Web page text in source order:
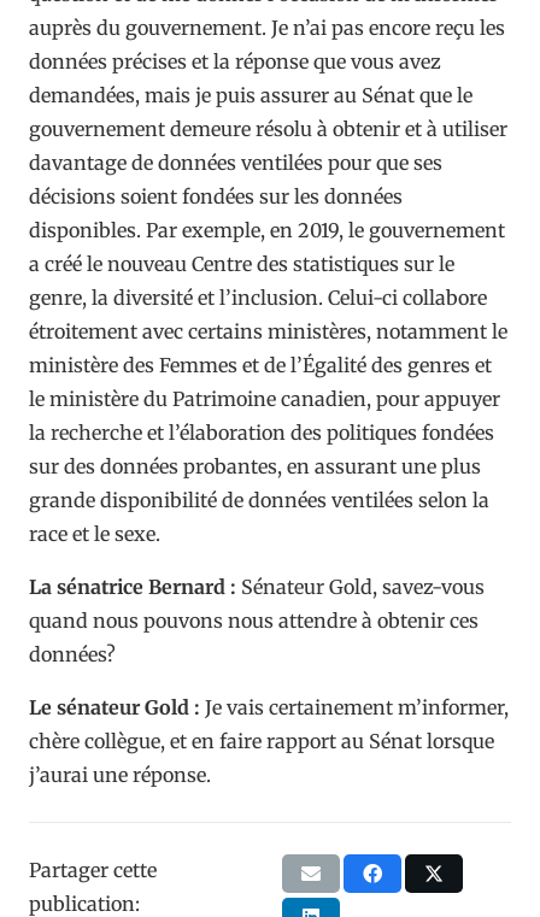
auprès du gouvernement. Je n’ai pas encore reçu les
données précises et la réponse que vous avez
demandées, mais je puis assurer au Sénat que le
gouvernement demeure résolu à obtenir et à utiliser
davantage de données ventilées pour que ses
décisions soient fondées sur les données
disponibles. Par exemple, en 2019, le gouvernement
a créé le nouveau Centre des statistiques sur le
genre, la diversité et l’inclusion. Celui-ci collabore
étroitement avec certains ministères, notamment le
ministère des Femmes et de l’Égalité des genres et
le ministère du Patrimoine canadien, pour appuyer
la recherche et l’élaboration des politiques fondées
sur des données probantes, en assurant une plus
grande disponibilité de données ventilées selon la
race et le sexe.
La sénatrice Bernard : Sénateur Gold, savez-vous
quand nous pouvons nous attendre à obtenir ces
données?
Le sénateur Gold : Je vais certainement m’informer,
chère collègue, et en faire rapport au Sénat lorsque
j’aurai une réponse.
Partager cette
publication: